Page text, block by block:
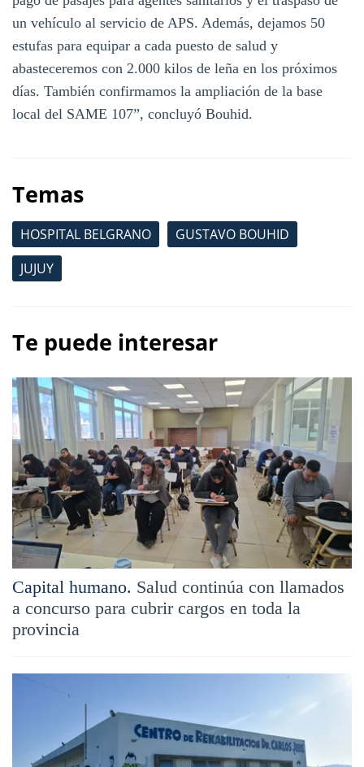
un vehículo al servicio de APS. Además, dejamos 50
estufas para equipar a cada puesto de salud y
abasteceremos con 2.000 kilos de leña en los próximos
días. También confirmamos la ampliación de la base
local del SAME 107”, concluyó Bouhid.
Temas
HOSPITAL BELGRANO
GUSTAVO BOUHID
JUJUY
Te puede interesar
Capital humano. Salud continúa con llamados
a concurso para cubrir cargos en toda la
provincia